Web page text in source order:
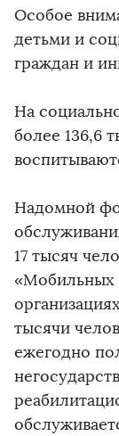
Особое
детьми и
граждан и
На
более 136,6
Надомной
17 тысяч
«Мобильных
тысячи
ежегодно